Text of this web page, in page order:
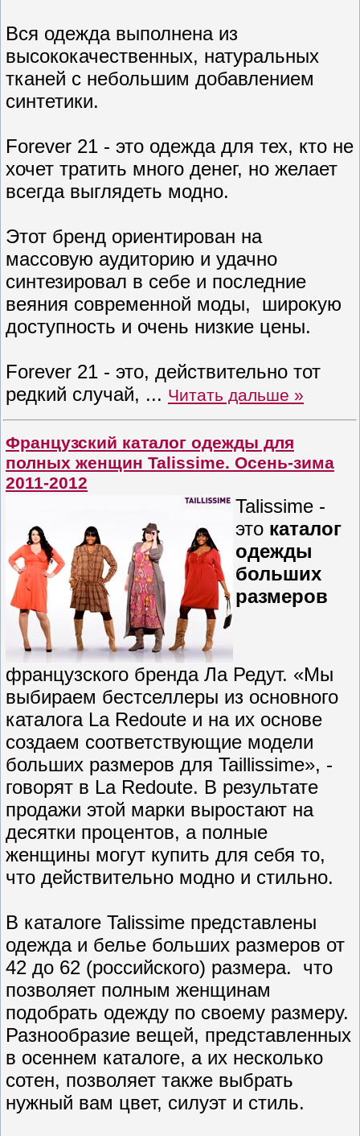
Вся одежда выполнена из
высококачественных, натуральных
тканей с небольшим добавлением
синтетики.
Forever 21 - это одежда для тех, кто не
хочет тратить много денег, но желает
всегда выглядеть модно.
Этот бренд ориентирован на
массовую аудиторию и удачно
синтезировал в себе и последние
веяния современной моды, широкую
доступность и очень низкие цены.
Forever 21 - это, действительно тот
редкий случай, ... Читать дальше »
Французский каталог одежды для
полных женщин Talissime. Осень-зима
2011-2012
Talissime -
это каталог
одежды
больших
размеров
французского бренда Ла Редут. «Мы
выбираем бестселлеры из основного
каталога La Redoute и на их основе
создаем соответствующие модели
больших размеров для Taillissime», -
говорят в La Redoute. В результате
продажи этой марки выростают на
десятки процентов, а полные
женщины могут купить для себя то,
что действительно модно и стильно.
В каталоге Talissime представлены
одежда и белье больших размеров от
42 до 62 (российского) размера. что
позволяет полным женщинам
подобрать одежду по своему размеру.
Разнообразие вещей, представленных
в осеннем каталоге, а их несколько
сотен, позволяет также выбрать
нужный вам цвет, силуэт и стиль.